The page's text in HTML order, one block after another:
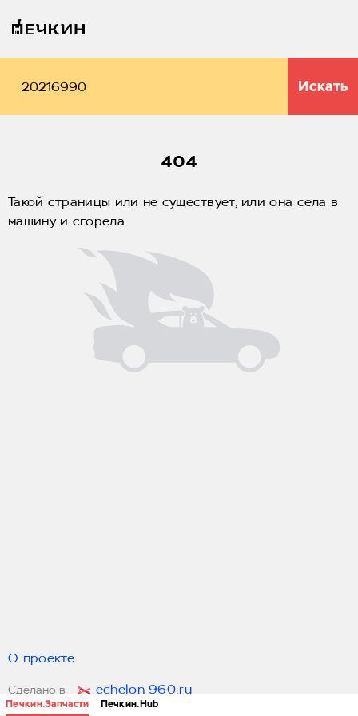
Печкин.Запчасти Печкин.Hub
Искать
404
Такой страницы или не существует, или она села в
машину и сгорела
О проекте
Сделано в echelon 960.ru